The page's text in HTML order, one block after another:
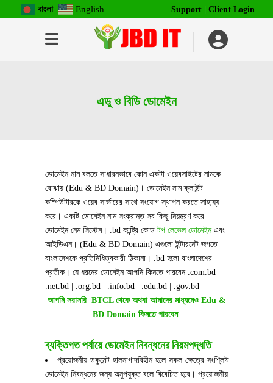
বাংলা English Support Client Login
এডু ও বিডি ডোমেইন
ডোমেইন নাম বলতে সাধারনভাবে কোন একটা ওয়েবসাইটের নামকে
বোঝায় (Edu & BD Domain)। ডোমেইন নাম ক্লাইন্ট
কম্পিউটারকে ওয়েব সার্ভারের সাথে সংযোগ স্থাপন করতে সাহায্য
করে। একটি ডোমেইন নাম সংক্রান্ত সব কিছু নিয়ন্ত্রণ করে
ডোমেইন নেম সিস্টেম। .bd কান্ট্রি কোডটপ লেভেল ডোমেইনএবং
আইডিএন। (Edu & BD Domain) এগুলো ইন্টারনেট জগতে
বাংলাদেশকে প্রতিনিধিত্বকারী ঠিকানা। .bd হলো বাংলাদেশের
প্রতীক। যে ধরনের ডোমেইন আপনি কিনতে পারবেন .com.bd |
.net.bd | .org.bd | .info.bd | .edu.bd | .gov.bd
আপনি সরাসরি BTCL থেকে অথবা আমাদের মাধ্যমেও Edu &
BD Domain কিনতে পারবেন
ব্যক্তিগত পর্যায়ে ডোমেইন নিবন্ধনের নিয়মপদ্ধতি
প্রয়োজনীয় ডকুমেন্ট হালনাগাদবিহীন হলে সকল ক্ষেত্রে সংশ্লিষ্ট
ডোমেইন নিবন্ধনের জন্য অনুপযুক্ত বলে বিবেচিত হবে। প্রয়োজনীয়